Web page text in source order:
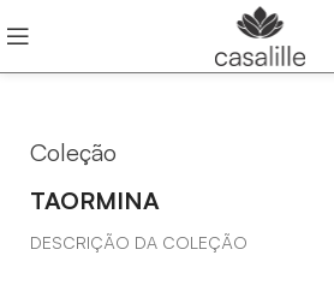
Coleção
TAORMINA
DESCRIÇÃO DA COLEÇÃO